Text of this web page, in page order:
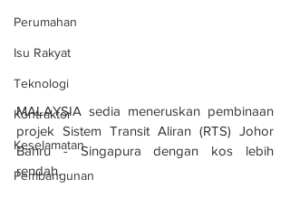
Perumahan
Isu Rakyat
Teknologi
Kontraktor
Keselamatan
Pembangunan
MALAYSIA sedia meneruskan pembinaan
projek Sistem Transit Aliran (RTS) Johor
Bahru - Singapura dengan kos lebih
rendah.